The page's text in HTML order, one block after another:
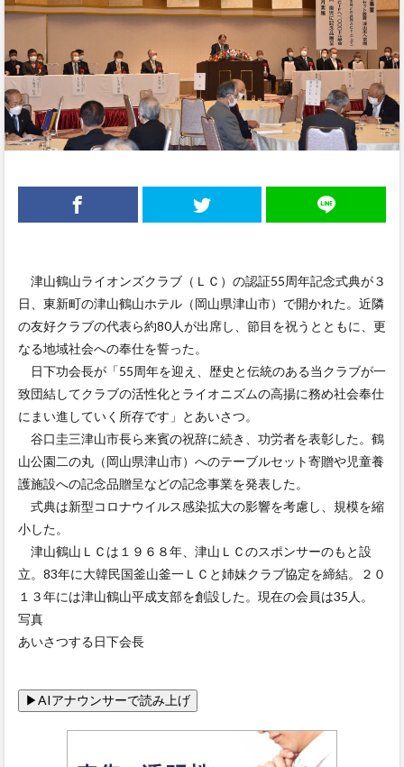
津山鶴山ライオンズクラブ（ＬＣ）の認証55周年記念式典が３
日、東新町の津山鶴山ホテル（岡山県津山市）で開かれた。近隣
の友好クラブの代表ら約80人が出席し、節目を祝うとともに、更
なる地域社会への奉仕を誓った。
日下功会長が「55周年を迎え、歴史と伝統のある当クラブが一
致団結してクラブの活性化とライオニズムの高揚に務め社会奉仕
にまい進していく所存です」とあいさつ。
谷口圭三津山市長ら来賓の祝辞に続き、功労者を表彰した。鶴
山公園二の丸（岡山県津山市）へのテーブルセット寄贈や児童養
護施設への記念品贈呈などの記念事業を発表した。
式典は新型コロナウイルス感染拡大の影響を考慮し、規模を縮
小した。
津山鶴山ＬＣは１９６８年、津山ＬＣのスポンサーのもと設
立。83年に大韓民国釜山釜一ＬＣと姉妹クラブ協定を締結。２０
１３年には津山鶴山平成支部を創設した。現在の会員は35人。
写真
あいさつする日下会長